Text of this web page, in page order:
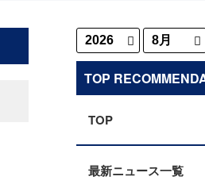
TOP
TOP
最新ニュース一覧